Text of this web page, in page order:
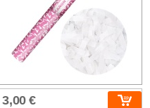
3,00 €